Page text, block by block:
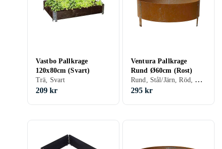
Vastbo Pallkrage
120x80cm (Svart)
Trä, Svart
209 kr
Ventura Pallkrage
Rund Ø60cm (Rost)
Rund, Stål/Järn, Röd, Rost
295 kr